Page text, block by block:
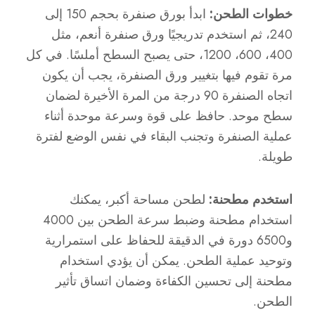
خطوات الطحن:
ابدأ بورق صنفرة بحجم 150 إلى
240، ثم استخدم تدريجيًا ورق صنفرة أنعم، مثل
400، 600، 1200، حتى يصبح السطح أملسًا. في كل
مرة تقوم فيها بتغيير ورق الصنفرة، يجب أن يكون
اتجاه الصنفرة 90 درجة من المرة الأخيرة لضمان
سطح موحد. حافظ على قوة وسرعة موحدة أثناء
عملية الصنفرة وتجنب البقاء في نفس الوضع لفترة
طويلة.
استخدم مطحنة: لطحن مساحة أكبر، يمكنك
استخدام مطحنة وضبط سرعة الطحن بين 4000
و6500 دورة في الدقيقة للحفاظ على استمرارية
وتوحيد عملية الطحن. يمكن أن يؤدي استخدام
مطحنة إلى تحسين الكفاءة وضمان اتساق تأثير
الطحن.